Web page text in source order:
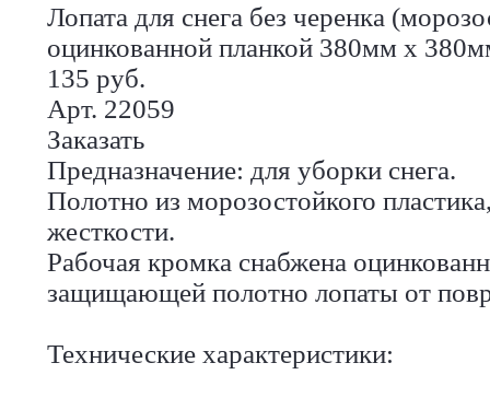
Лопата для снега без черенка
оцинкованной планкой 380мм х
135 руб.
Арт. 22059
Заказать
Предназначение: для уборки снега.
Полотно из морозостойкого
жесткости.
Рабочая кромка снабжена
защищающей полотно лопаты от
Технические характеристики: